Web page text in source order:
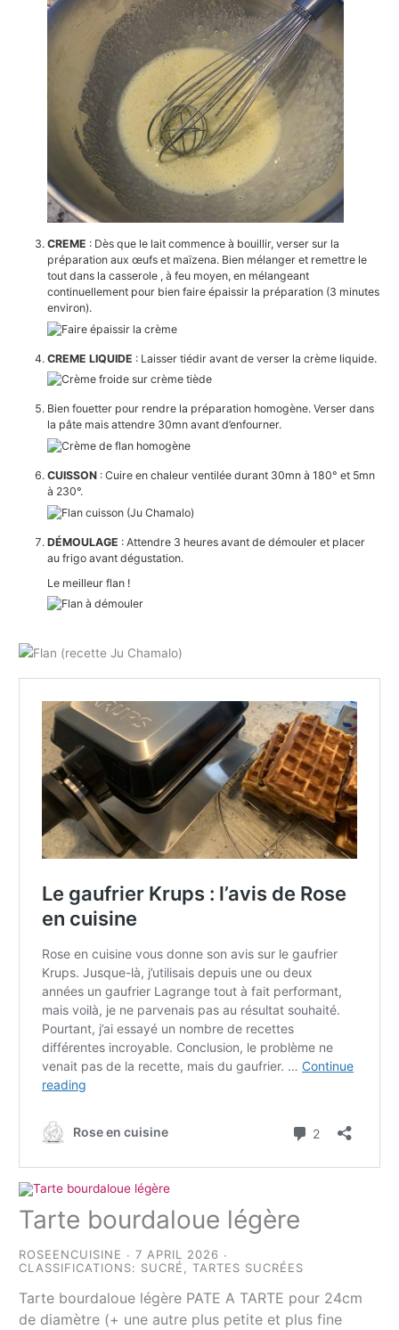
CREME : Dès que le lait commence à bouillir, verser sur la
préparation aux œufs et maïzena. Bien mélanger et remettre le
tout dans la casserole , à feu moyen, en mélangeant
continuellement pour bien faire épaissir la préparation (3 minutes
environ).
CREME LIQUIDE : Laisser tiédir avant de verser la crème liquide.
Bien fouetter pour rendre la préparation homogène. Verser dans
la pâte mais attendre 30mn avant d’enfourner.
CUISSON : Cuire en chaleur ventilée durant 30mn à 180° et 5mn
à 230°.
DÉMOULAGE : Attendre 3 heures avant de démouler et placer
au frigo avant dégustation.
Le meilleur flan !
Tarte bourdaloue légère
ROSEENCUISINE
7 APRIL 2026
CLASSIFICATIONS: SUCRÉ ,TARTES SUCRÉES
Tarte bourdaloue légère PATE A TARTE pour 24cm
de diamètre (+ une autre plus petite et plus fine